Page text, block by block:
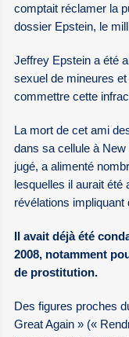
comptait réclamer la
dossier Epstein, le
Jeffrey Epstein a été
sexuel de mineures
commettre cette
La mort de cet ami
dans sa cellule à New
jugé, a alimenté
lesquelles il aurait
révélations
Il avait déjà été
2008, notamment
de prostitution.
Des figures proches
Great Again » («